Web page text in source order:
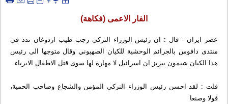
الفار الاعمى (فکاهة)
عصر ایران - قال : ان رئيس الوزراء التركي رجب طيب اردوغان ندد في
منتدى دافوس بالجرائم الوحشية للكيان الصهيوني وقال متوجها الى رئيس
هذا الكيان شيمون بيريز ان اسرائيل لا مهارة لها سوى قتل الاطفال الابرياء.
قلت : لقد احسن رئيس الوزراء التركي المؤمن والشجاع وصاحب الحمية،
قولا وصنعا